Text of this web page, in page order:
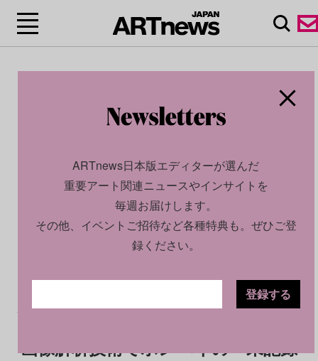
2026.01.20
画像解析技術でポンペイの「未記録
ARTnews日本版エディターが選んだ
重要アート関連ニュースやインサイトを
毎週お届けします。
その他、イベントご招待など各種特典も。ぜひご登
録ください。
登録する